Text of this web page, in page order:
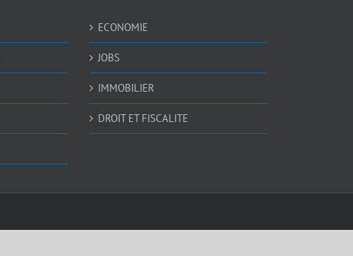
ECONOMIE
JOBS
IMMOBILIER
DROIT ET FISCALITE